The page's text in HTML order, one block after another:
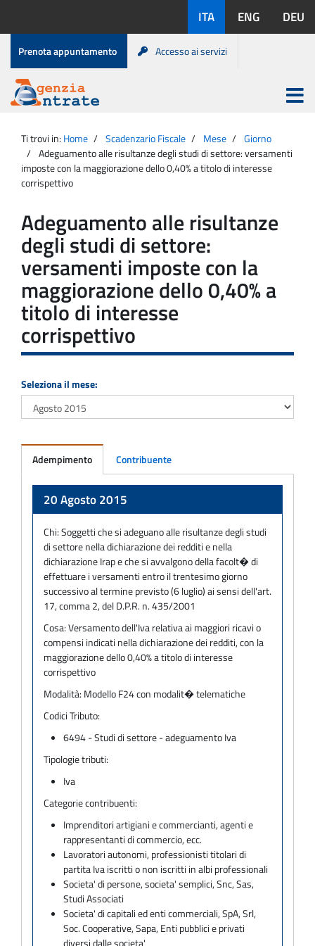
contenuto
disponibili:
ITA ENG DEU
Menu
di
servizio
Prenota appuntamento Accesso ai servizi
Agenzia
Entrate
Apri
menu
principale
Ti trovi in: Home Scadenzario Fiscale Mese
Giorno
Adeguamento alle risultanze degli studi di settore: versamenti
imposte con la maggiorazione dello 0,40% a titolo di interesse
corrispettivo
Adeguamento alle risultanze
degli studi di settore:
versamenti imposte con la
maggiorazione dello 0,40% a
titolo di interesse
corrispettivo
Seleziona il mese:
Adempimento Contribuente
20 Agosto 2015
Chi:Soggetti che si adeguano alle risultanze degli studi
di settore nella dichiarazione dei redditi e nella
dichiarazione Irap e che si avvalgono della facolt� di
effettuare i versamenti entro il trentesimo giorno
successivo al termine previsto (6 luglio) ai sensi dell'art.
17, comma 2, del D.P.R. n. 435/2001
Cosa:Versamento dell'Iva relativa ai maggiori ricavi o
compensi indicati nella dichiarazione dei redditi, con la
maggiorazione dello 0,40% a titolo di interesse
corrispettivo
Modalità: Modello F24 con modalit� telematiche
Codici Tributo:
6494 - Studi di settore - adeguamento Iva
Tipologie tributi:
Iva
Categorie contribuenti:
Imprenditori artigiani e commercianti, agenti e
rappresentanti di commercio, ecc.
Lavoratori autonomi, professionisti titolari di
partita Iva iscritti o non iscritti in albi professionali
Societa' di persone, societa' semplici, Snc, Sas,
Studi Associati
Societa' di capitali ed enti commerciali, SpA, Srl,
Soc. Cooperative, Sapa, Enti pubblici e privati
diversi dalle societa'